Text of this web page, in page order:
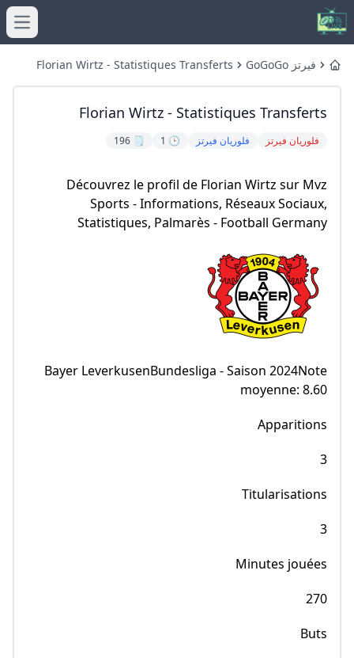
Homeفيرتز GoGoGo Florian Wirtz - Statistiques Transferts
Florian Wirtz - Statistiques Transferts
فلوريان فيرتز فلوريان فيرتز 🕒 1
🗒️ 196
Découvrez le profil de Florian Wirtz sur Mvz
Sports - Informations, Réseaux Sociaux,
Statistiques, Palmarès - Football Germany
Bayer LeverkusenBundesliga - Saison 2024Note
moyenne: 8.60
Apparitions
3
Titularisations
3
Minutes jouées
270
Buts